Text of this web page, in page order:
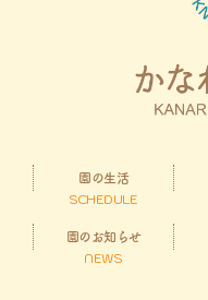
園の生活
SCHEDULE
園のお知らせ
NEWS